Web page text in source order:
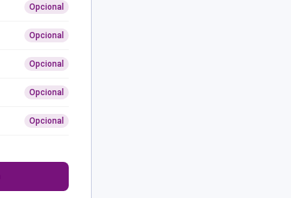
Opcional
Opcional
Opcional
Opcional
Opcional